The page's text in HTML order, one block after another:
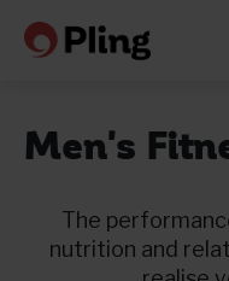
Men's
The
nutrition and